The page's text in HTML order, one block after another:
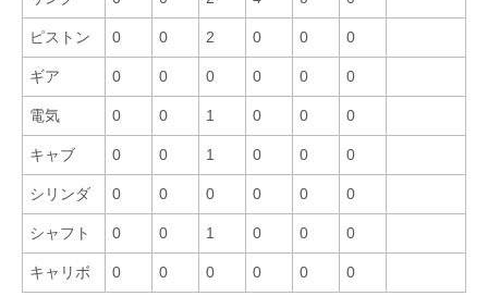
ピストン 0 0 2 0 0 0
ギア 0 0 0 0 0 0
電気 0 0 1 0 0 0
キャブ 0 0 1 0 0 0
シリンダ 0 0 0 0 0 0
シャフト 0 0 1 0 0 0
キャリボ 0 0 0 0 0 0